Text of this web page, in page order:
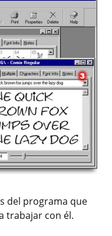
del programa que
trabajar con él.